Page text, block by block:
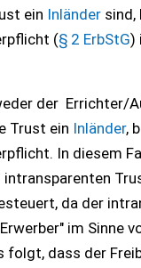
ein Inländer sind,
(§ 2 ErbStG)
der Errichter/
Trust ein Inländer,
In diesem
intransparenten
da der
im Sinne
folgt, dass der